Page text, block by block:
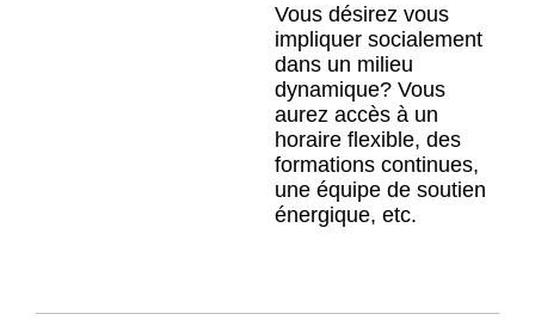
Vous désirez vous
impliquer socialement
dans un milieu
dynamique? Vous
aurez accès à un
horaire flexible, des
formations continues,
une équipe de soutien
énergique, etc.